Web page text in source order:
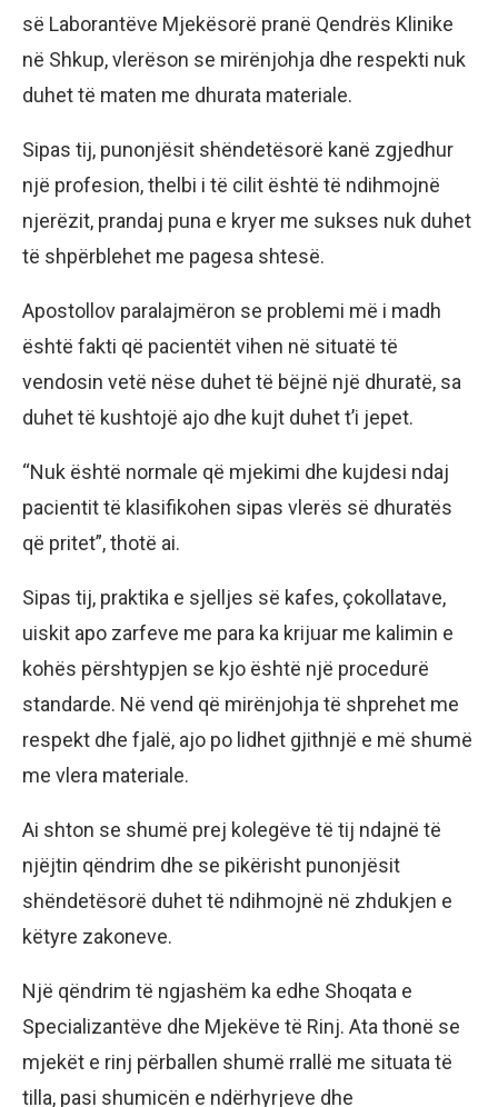
së Laborantëve Mjekësorë pranë Qendrës Klinike
në Shkup, vlerëson se mirënjohja dhe respekti nuk
duhet të maten me dhurata materiale.
Sipas tij, punonjësit shëndetësorë kanë zgjedhur
një profesion, thelbi i të cilit është të ndihmojnë
njerëzit, prandaj puna e kryer me sukses nuk duhet
të shpërblehet me pagesa shtesë.
Apostollov paralajmëron se problemi më i madh
është fakti që pacientët vihen në situatë të
vendosin vetë nëse duhet të bëjnë një dhuratë, sa
duhet të kushtojë ajo dhe kujt duhet t’i jepet.
“Nuk është normale që mjekimi dhe kujdesi ndaj
pacientit të klasifikohen sipas vlerës së dhuratës
që pritet”, thotë ai.
Sipas tij, praktika e sjelljes së kafes, çokollatave,
uiskit apo zarfeve me para ka krijuar me kalimin e
kohës përshtypjen se kjo është një procedurë
standarde. Në vend që mirënjohja të shprehet me
respekt dhe fjalë, ajo po lidhet gjithnjë e më shumë
me vlera materiale.
Ai shton se shumë prej kolegëve të tij ndajnë të
njëjtin qëndrim dhe se pikërisht punonjësit
shëndetësorë duhet të ndihmojnë në zhdukjen e
këtyre zakoneve.
Një qëndrim të ngjashëm ka edhe Shoqata e
Specializantëve dhe Mjekëve të Rinj. Ata thonë se
mjekët e rinj përballen shumë rrallë me situata të
tilla, pasi shumicën e ndërhyrjeve dhe